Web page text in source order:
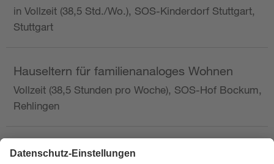
in Vollzeit (38,5 Std./Wo.), SOS-Kinderdorf Stuttgart,
Stuttgart
Hauseltern für familienanaloges Wohnen
Vollzeit (38,5 Stunden pro Woche), SOS-Hof Bockum,
Rehlingen
Hauswirtschafterin / Köchin (m/w/d) als